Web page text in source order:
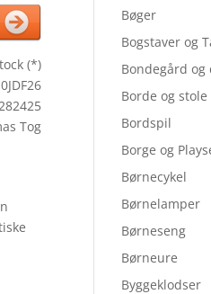
(*)
Tog
Bøger
Bogstaver og
Bondegård og
Borde og stole
Bordspil
Borge og
Børnecykel
Børnelamper
Børneseng
Børneure
Byggeklodser